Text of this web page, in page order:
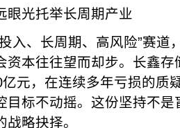
眼光托举长周期产业
入、长周期、高风险”赛道
资本往往望而却步。长鑫
元，在连续多年亏损的质
目标不动摇。这份坚持不是
略抉择。